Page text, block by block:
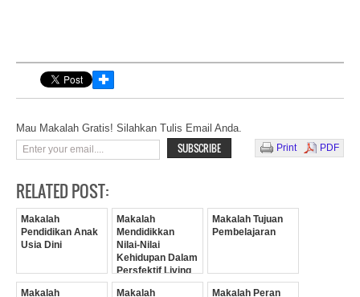
✚
Mau Makalah Gratis! Silahkan Tulis Email Anda.
Print PDF
RELATED POST:
Makalah
Pendidikan Anak
Usia Dini
Makalah
Mendidikkan
Nilai-Nilai
Kehidupan Dalam
Persfektif Living
Values
Makalah Tujuan
Pembelajaran
Makalah
Makalah
Makalah Peran